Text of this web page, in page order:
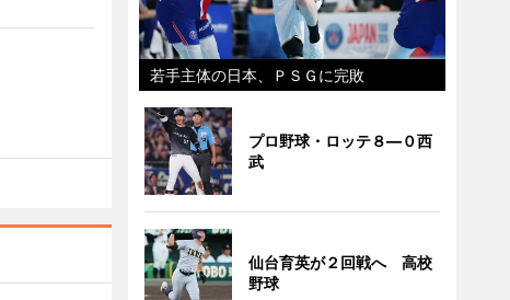
若手主体の日本、ＰＳＧに完敗
プロ野球・ロッテ８―０西
武
仙台育英が２回戦へ 高校
野球